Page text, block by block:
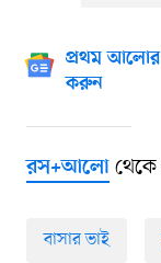
প্রথম
করুন
রস+আলো
বাসার ভাই